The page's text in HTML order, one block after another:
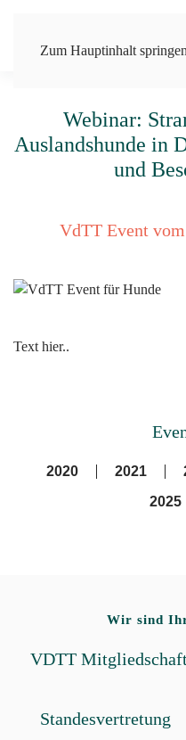
Zum Hauptinhalt springen
Webinar:
Auslandshunde in
und
VdTT Event
Text hier..
2020 2021
2025
Wir sind
VDTT
Standesvertretung